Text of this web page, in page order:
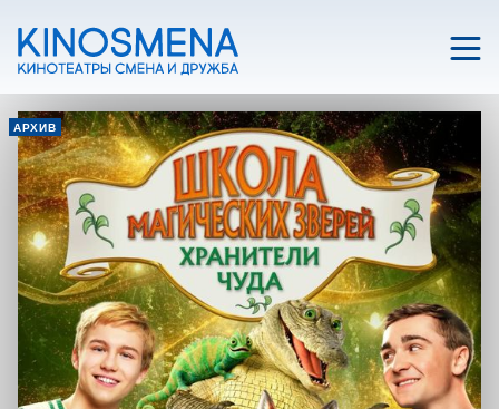
АРХИВ